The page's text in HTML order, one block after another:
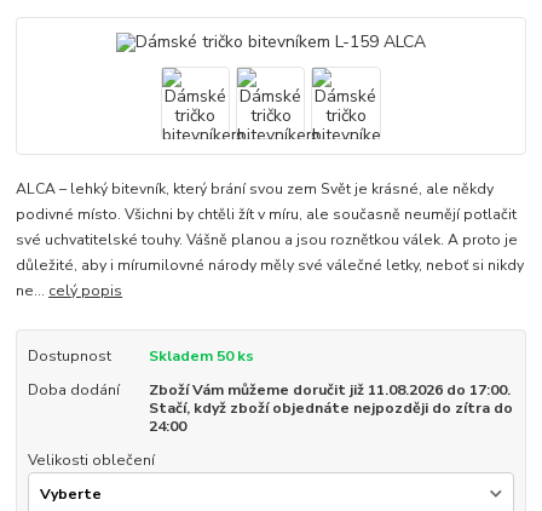
ALCA – lehký bitevník, který brání svou zem Svět je krásné, ale někdy
podivné místo. Všichni by chtěli žít v míru, ale současně neumějí potlačit
své uchvatitelské touhy. Vášně planou a jsou roznětkou válek. A proto je
důležité, aby i mírumilovné národy měly své válečné letky, neboť si nikdy
ne... celý popis
Dostupnost
Skladem 50 ks
Doba dodání
Zboží Vám můžeme doručit již 11.08.2026 do 17:00.
Stačí, když zboží objednáte nejpozději do zítra do
24:00
Velikosti oblečení